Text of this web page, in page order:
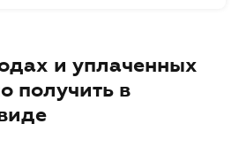
и уплаченных
получить в